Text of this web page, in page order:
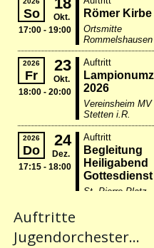
Auftritte
Jugendorchester...